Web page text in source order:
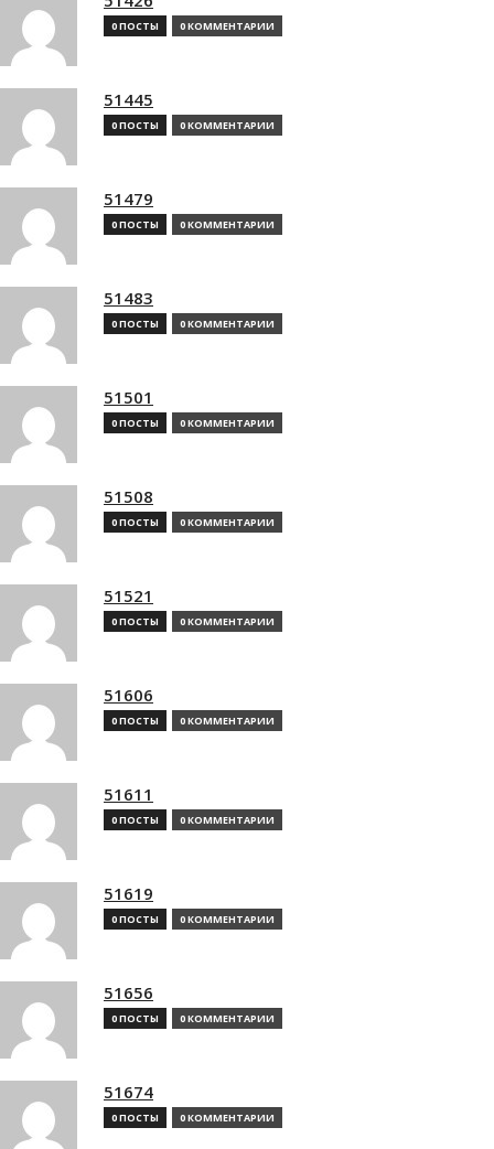
0 ПОСТЫ 0 КОММЕНТАРИИ
51445
0 ПОСТЫ 0 КОММЕНТАРИИ
51479
0 ПОСТЫ 0 КОММЕНТАРИИ
51483
0 ПОСТЫ 0 КОММЕНТАРИИ
51501
0 ПОСТЫ 0 КОММЕНТАРИИ
51508
0 ПОСТЫ 0 КОММЕНТАРИИ
51521
0 ПОСТЫ 0 КОММЕНТАРИИ
51606
0 ПОСТЫ 0 КОММЕНТАРИИ
51611
0 ПОСТЫ 0 КОММЕНТАРИИ
51619
0 ПОСТЫ 0 КОММЕНТАРИИ
51656
0 ПОСТЫ 0 КОММЕНТАРИИ
51674
0 ПОСТЫ 0 КОММЕНТАРИИ